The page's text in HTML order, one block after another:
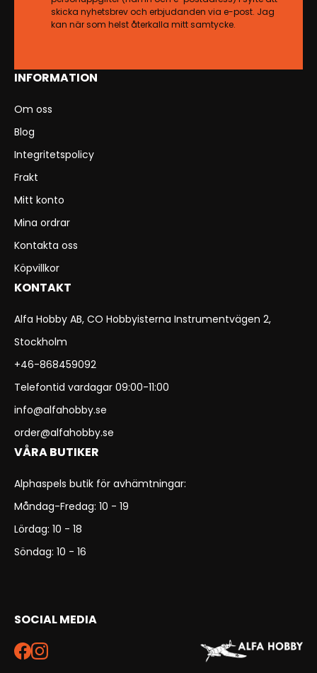
INFORMATION
Om oss
Blog
Integritetspolicy
Frakt
Mitt konto
Mina ordrar
Kontakta oss
Köpvillkor
KONTAKT
Alfa Hobby AB, CO Hobbyisterna Instrumentvägen 2,
Stockholm
+46-868459092
Telefontid vardagar 09:00-11:00
info@alfahobby.se
order@alfahobby.se
VÅRA BUTIKER
Alphaspels butik för avhämtningar:
Måndag-Fredag: 10 - 19
Lördag: 10 - 18
Söndag: 10 - 16
SOCIAL MEDIA
skicka nyhetsbrev och erbjudanden via e-post. Jag
kan när som helst återkalla mitt samtycke.